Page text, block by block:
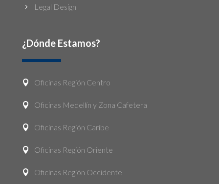
5 Legal Design
¿Dónde Estamos?
 Oficinas Región Centro
 Oficinas Medellín y Zona Cafetera
 Oficinas Región Caribe
 Oficinas Región Oriente
 Oficinas Región Occidente